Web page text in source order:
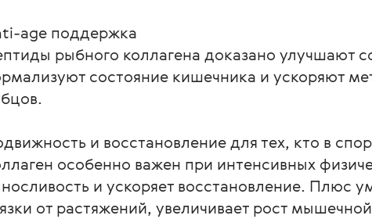
age поддержка
рыбного коллагена доказано улучшают
состояние кишечника и ускоряют
и восстановление для тех, кто в
особенно важен при интенсивных
и ускоряет восстановление. Плюс
от растяжений, увеличивает рост